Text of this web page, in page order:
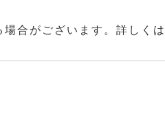
合がございます。詳しく